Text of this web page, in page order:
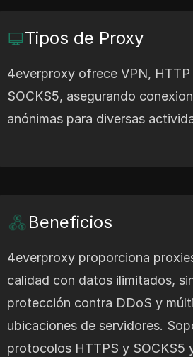
Tipos de Proxy
4everproxy ofrece VPN,
SOCKS5, asegurando
anónimas para diversas
Beneficios
4everproxy proporciona
calidad con datos ilimitados,
protección contra DDoS y
ubicaciones de servidores.
protocolos HTTPS y SOCKS5